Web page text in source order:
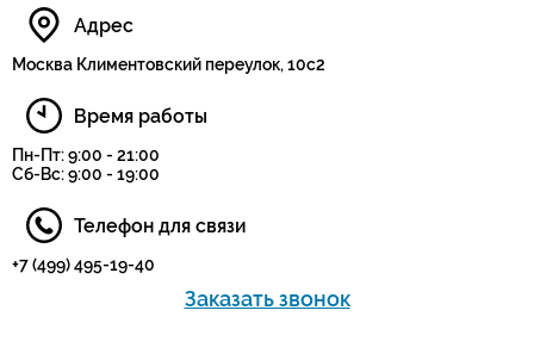
Адрес
Москва Климентовский переулок, 10с2
Время работы
Пн-Пт: 9:00 - 21:00
Сб-Вс: 9:00 - 19:00
Телефон для связи
+7 (499) 495-19-40
Заказать звонок